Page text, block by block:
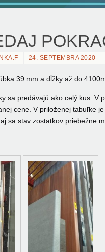
24. SEPTEMBRA 2020
39 mm a dĺžky až do
sa predávajú ako celý kus. V
cene. V priloženej tabuľke
sa stav zostatkov priebežne